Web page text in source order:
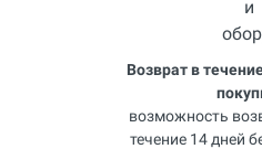
Возврат в
возможность
течение 14 дней